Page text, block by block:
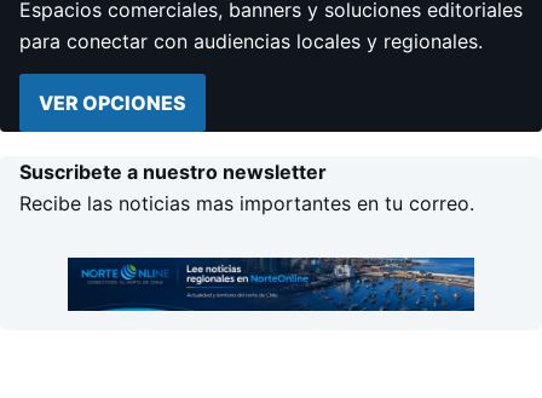
Espacios comerciales, banners y soluciones editoriales
para conectar con audiencias locales y regionales.
VER OPCIONES
Suscribete a nuestro newsletter
Recibe las noticias mas importantes en tu correo.